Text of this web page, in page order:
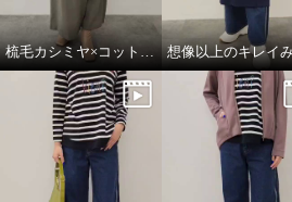
梳毛カシミヤ×コットンラミー 箔プリントストール